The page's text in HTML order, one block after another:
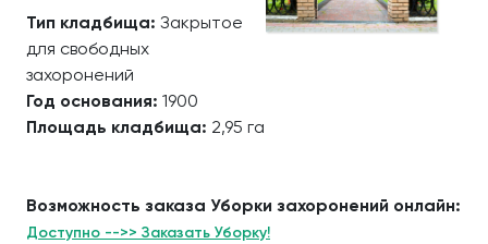
Тип кладбища: Закрытое
для свободных
захоронений
Год основания: 1900
Площадь кладбища: 2,95 га
Возможность заказа Уборки захоронений онлайн:
Доступно -->> Заказать Уборку!